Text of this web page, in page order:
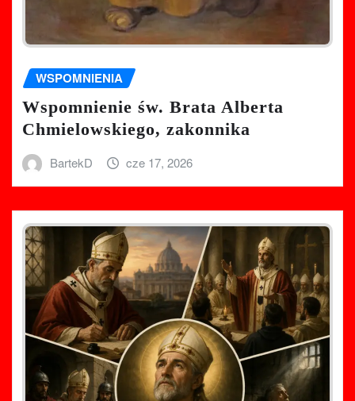
WSPOMNIENIA
Wspomnienie św. Brata Alberta
Chmielowskiego, zakonnika
BartekD cze 17, 2026